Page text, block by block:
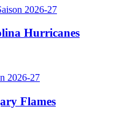
Hurricanes
Flames